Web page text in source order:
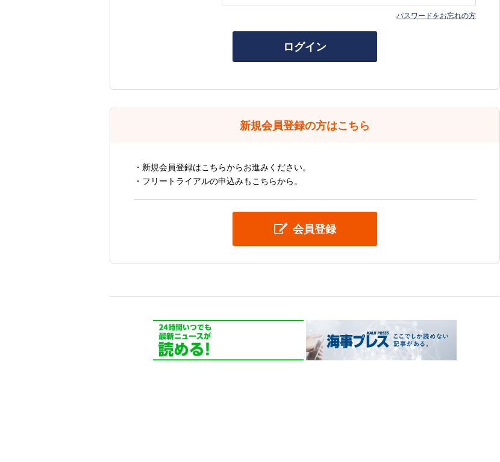
パスワードをお忘れの方
ログイン
新規会員登録の方はこちら
・新規会員登録はこちらからお進みください。
・フリートライアルの申込みもこちらから。
会員登録